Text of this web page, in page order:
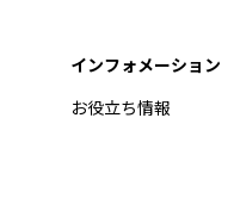
インフォメーション
お役立ち情報